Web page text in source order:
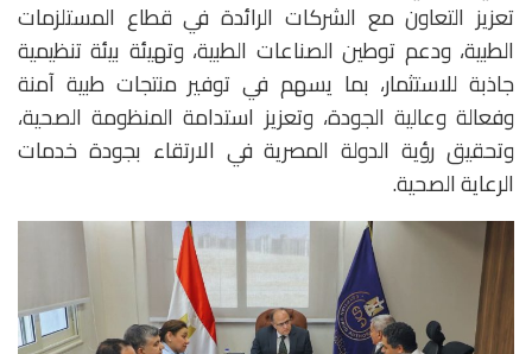
تعزيز التعاون مع الشركات الرائدة في قطاع المستلزمات
الطبية، ودعم توطين الصناعات الطبية، وتهيئة بيئة تنظيمية
جاذبة للاستثمار، بما يسهم في توفير منتجات طبية آمنة
وفعالة وعالية الجودة، وتعزيز استدامة المنظومة الصحية،
وتحقيق رؤية الدولة المصرية في الارتقاء بجودة خدمات
الرعاية الصحية.